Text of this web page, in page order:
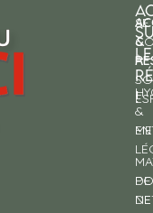
&
&
DE
SE
À
DE
!